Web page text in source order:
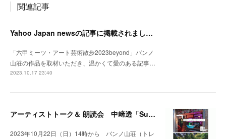
関連記事
Yahoo Japan newsの記事に掲載されました。
「六甲ミーツ・アート芸術散歩2023beyond」バンノ
山荘の作品を取材いただき、温かくて愛のある記事…
2023.10.17 23:40
アーティストトーク＆ 朗読会 中﨑透「Sunny Day Light /ハルとテル」開催！
2023年10月22日（日）14時から バンノ山荘（トレ